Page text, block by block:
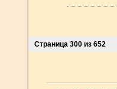
Страница 300 из 652